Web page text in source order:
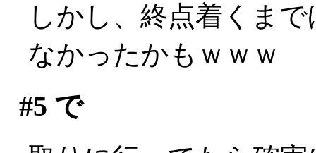
しかし、終点着くま
なかったかもｗｗｗ
#5 で